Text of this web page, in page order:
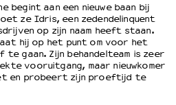
– VNPF
begint aan een nieuwe baan bij
ze Idris, een zedendelinquent
op zijn naam heeft staan.
hij op het punt om voor het
gaan. Zijn behandelteam is zeer
vooruitgang, maar nieuwkomer
en probeert zijn proeftijd te